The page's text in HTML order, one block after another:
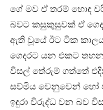
ගේ මව ඒ තරම් හොඳ
බවට කසුකුසුවක් ඒ
ඇති වූයේ ඊට ටික
ගෙදරට යන එකට
විසල් තේරුම් ගත්තේ
සව්මිය වෙනුවෙන් හෝ
ඉඳුරා විරුද්ධ වන බව